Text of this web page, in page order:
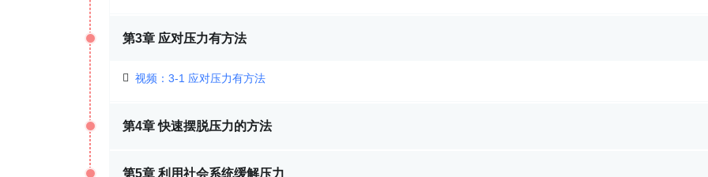
第3章 应对压力有方法
视频： 3-1 应对压力有方法
第4章 快速摆脱压力的方法
第5章 利用社会系统缓解压力